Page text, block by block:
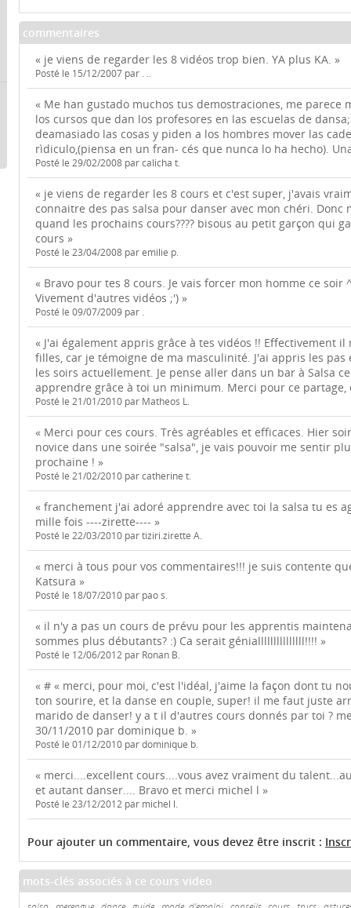
commentaires
« je viens de regarder les 8 vidéos trop bien. YA plus KA. »
Posté le 15/12/2007 par . ..
« Me han gustado muchos tus demostraciones, me parece
los cursos que dan los profesores en las escuelas de
deamasiado las cosas y piden a los hombres mover las
rìdiculo,(piensa en un fran- cés que nunca lo ha hecho).
Posté le 29/02/2008 par calicha t.
« je viens de regarder les 8 cours et c'est super, j'avais
connaitre des pas salsa pour danser avec mon chéri. Donc
quand les prochains cours???? bisous au petit garçon qui
cours »
Posté le 23/04/2008 par emilie p.
« Bravo pour tes 8 cours. Je vais forcer mon homme ce soir
Vivement d'autres vidéos ;') »
Posté le 09/07/2009 par .
« J'ai également appris grâce à tes vidéos !! Effectivement il
filles, car je témoigne de ma masculinité. J'ai appris les
les soirs actuellement. Je pense aller dans un bar à Salsa
apprendre grâce à toi un minimum. Merci pour ce partage,
Posté le 21/01/2010 par Matheos L.
« Merci pour ces cours. Très agréables et efficaces. Hier
novice dans une soirée "salsa", je vais pouvoir me sentir
prochaine ! »
Posté le 21/02/2010 par catherine t.
« franchement j'ai adoré apprendre avec toi la salsa tu es
mille fois ----zirette---- »
Posté le 22/03/2010 par tiziri.zirette A.
« merci à tous pour vos commentaires!!! je suis contente
Katsura »
Posté le 18/07/2010 par pao s.
« il n'y a pas un cours de prévu pour les apprentis
sommes plus débutants? :) Ca serait génialllllllllllllll!!!! »
Posté le 12/06/2012 par Ronan B.
« # « merci, pour moi, c'est l'idéal, j'aime la façon dont tu
ton sourire, et la danse en couple, super! il me faut juste
marido de danser! y a t il d'autres cours donnés par toi ?
30/11/2010 par dominique b. »
Posté le 01/12/2010 par dominique b.
« merci....excellent cours....vous avez vraiment du
et autant danser.... Bravo et merci michel l »
Posté le 23/12/2012 par michel l.
Pour ajouter un commentaire, vous devez être inscrit :
mots-clés associés à ce cours video